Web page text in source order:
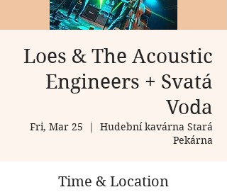
Loes & The Acoustic
Engineers + Svatá
Voda
Fri, Mar 25
  |
Hudební kavárna Stará
Pekárna
Time & Location